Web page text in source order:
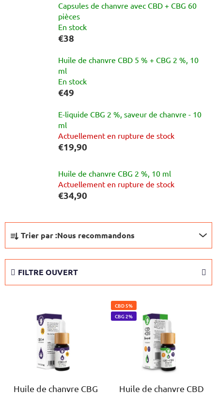
Capsules de chanvre avec CBD + CBG 60
pièces
En stock
€38
Huile de chanvre CBD 5 % + CBG 2 %, 10
ml
En stock
€49
E-liquide CBG 2 %, saveur de chanvre - 10
ml
Actuellement en rupture de stock
€19,90
Huile de chanvre CBG 2 %, 10 ml
Actuellement en rupture de stock
€34,90
i
Trier par :Nous recommandons
FILTRE OUVERT
Huile de chanvre CBG
CBD 5%
CBG 2%
Huile de chanvre CBD